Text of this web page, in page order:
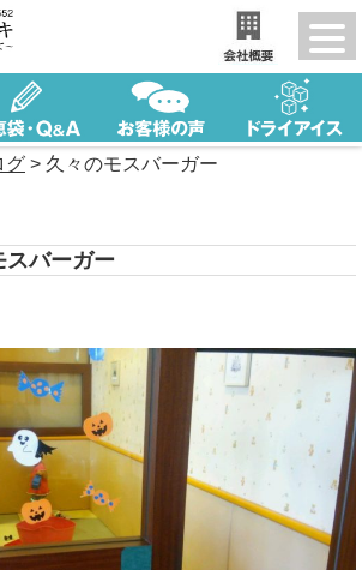
グ > 久々のモスバーガー
スバーガー